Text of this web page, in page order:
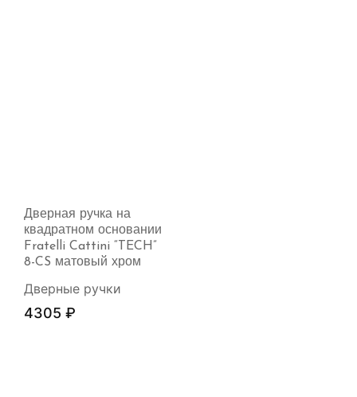
Дверная ручка на
квадратном основании
Fratelli Cattini “TECH”
8-CS матовый хром
Дверные ручки
4305 ₽